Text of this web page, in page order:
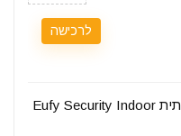
לרכישה
מצלמת אבטחה ביתית Eufy Security Indoor